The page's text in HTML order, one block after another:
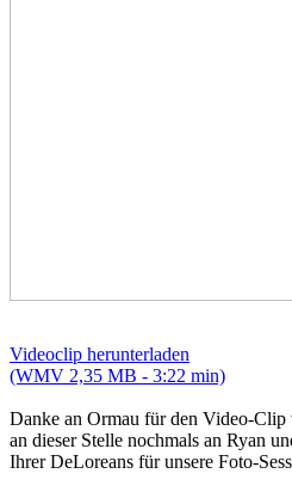
Videoclip herunterladen
(WMV 2,35 MB - 3:22 min)
Danke an Ormau für den Video-
an dieser Stelle nochmals an Ryan
Ihrer DeLoreans für unsere Foto-